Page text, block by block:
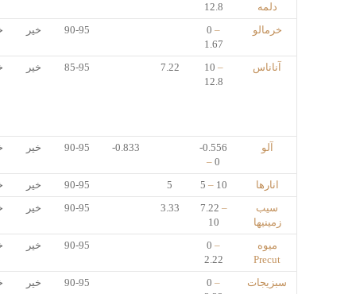
دلمه
12.8
خرمالو 0 –
1.67
90-95 خیر
آناناس 10 –
12.8
7.22
85-95 خیر
آلو
-0.556
– 0
-0.833
90-95 خیر
انارها 5 –10
5
90-95 خیر
سیب
زمینیها
7.22 –
10
3.33
90-95 خیر
میوه
Precut
0 –
2.22
90-95 خیر
سبزیجات
0 –
90-95 خیر